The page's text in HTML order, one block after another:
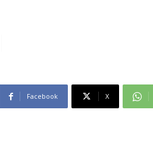
Facebook X